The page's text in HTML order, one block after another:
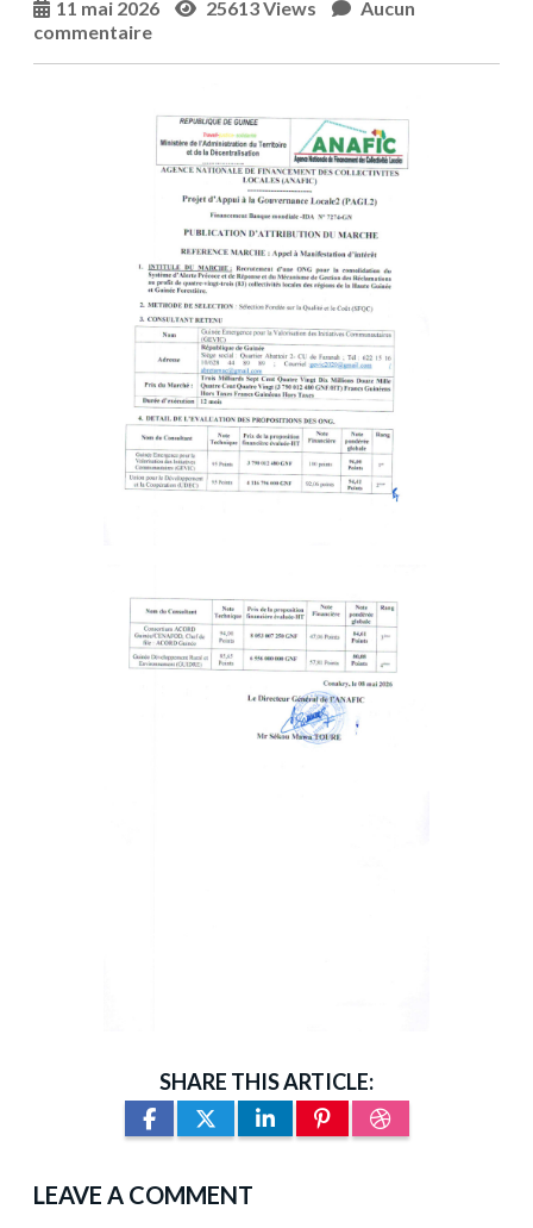
11 mai 2026 25613 Views
Aucun
commentaire
SHARE THIS ARTICLE:
LEAVE A COMMENT